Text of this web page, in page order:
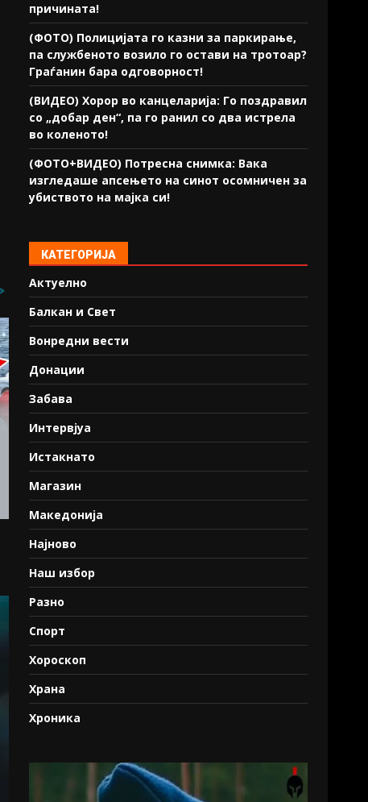
причината!
(ФОТО) Полицијата го казни за паркирање,
па службеното возило го остави на тротоар?
Граѓанин бара одговорност!
(ВИДЕО) Хорор во канцеларија: Го поздравил
со „добар ден“, па го ранил со два истрела
во коленото!
(ФОТО+ВИДЕО) Потресна снимка: Вака
изгледаше апсењето на синот осомничен за
убиството на мајка си!
КАТЕГОРИЈА
Актуелно
Балкан и Свет
Вонредни вести
Донации
Забава
Интервјуа
Истакнато
Магазин
Македонија
Најново
Наш избор
Разно
Спорт
Хороскоп
Храна
Хроника